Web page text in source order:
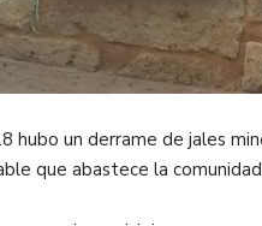
hubo un derrame de jales
que abastece la